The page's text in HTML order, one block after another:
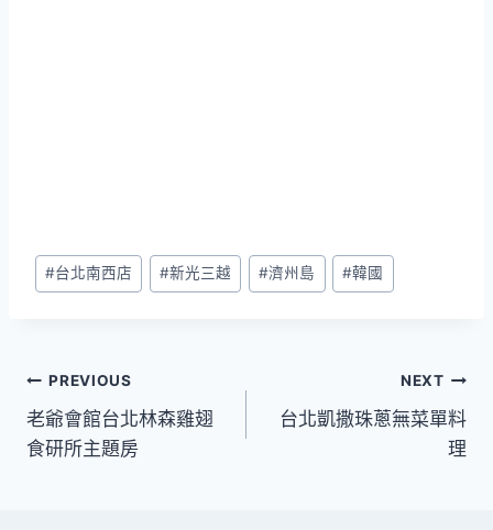
Post
Tags:
#台北南西店 #新光三越 #濟州島 #韓國
文
章
PREVIOUS
老爺會館台北林森雞翅
食研所主題房
NEXT
台北凱撒珠蔥無菜單料
理